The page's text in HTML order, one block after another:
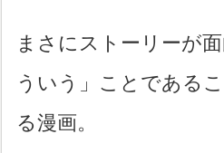
まさにストーリーが
ういう」ことである
る漫画。